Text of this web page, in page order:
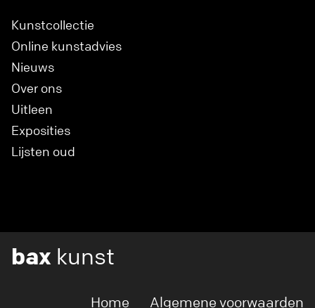
Kunstcollectie
Online kunstadvies
Nieuws
Over ons
Uitleen
Exposities
Lijsten oud
bax kunst
Home Algemene voorwaarden